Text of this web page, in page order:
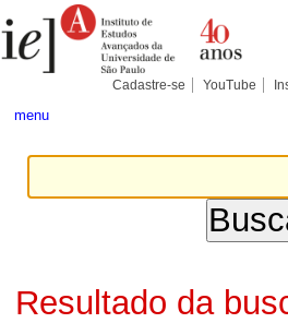
para
conteúdo.
Pessoais
Cadastre-se YouTube
menu
Resultado da